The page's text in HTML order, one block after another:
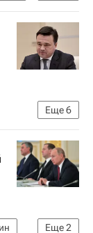
Еще6
Еще2